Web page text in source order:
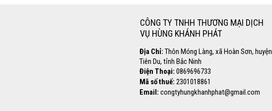
CÔNG TY TNHH THƯƠNG MẠI DỊCH
VỤ HÙNG KHÁNH PHÁT
Địa Chỉ: Thôn Móng Làng, xã Hoàn Sơn, huyện
Tiên Du, tỉnh Bắc Ninh
Điện Thoại: 0869696733
Mã số thuế: 2301018861
Email: congtyhungkhanhphat@gmail.com